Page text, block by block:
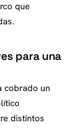
que
para una
cobrado un
distintos